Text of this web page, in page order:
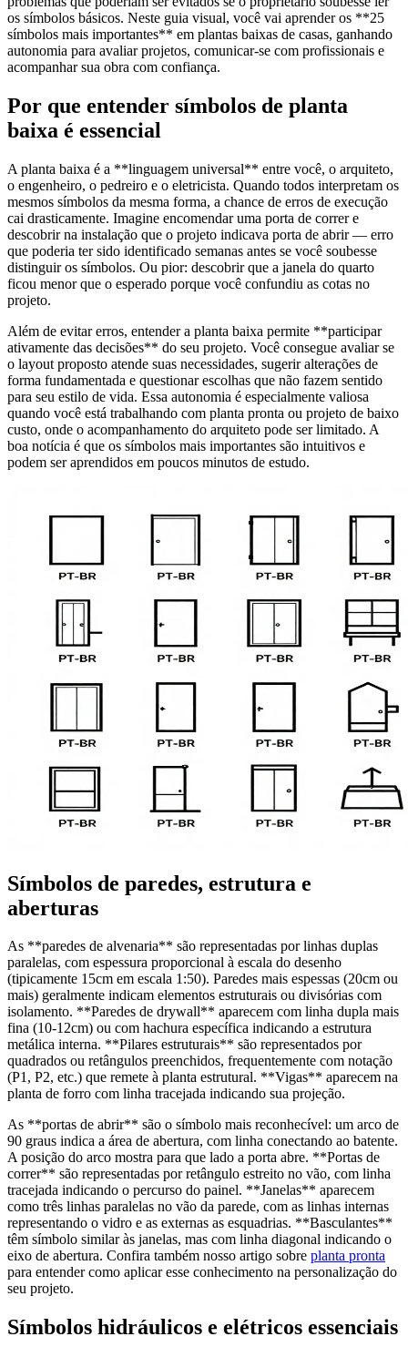
os símbolos básicos. Neste guia visual, você vai aprender os **25
símbolos mais importantes** em plantas baixas de casas, ganhando
autonomia para avaliar projetos, comunicar-se com profissionais e
acompanhar sua obra com confiança.
Por que entender símbolos de planta
baixa é essencial
A planta baixa é a **linguagem universal** entre você, o arquiteto,
o engenheiro, o pedreiro e o eletricista. Quando todos interpretam os
mesmos símbolos da mesma forma, a chance de erros de execução
cai drasticamente. Imagine encomendar uma porta de correr e
descobrir na instalação que o projeto indicava porta de abrir — erro
que poderia ter sido identificado semanas antes se você soubesse
distinguir os símbolos. Ou pior: descobrir que a janela do quarto
ficou menor que o esperado porque você confundiu as cotas no
projeto.
Além de evitar erros, entender a planta baixa permite **participar
ativamente das decisões** do seu projeto. Você consegue avaliar se
o layout proposto atende suas necessidades, sugerir alterações de
forma fundamentada e questionar escolhas que não fazem sentido
para seu estilo de vida. Essa autonomia é especialmente valiosa
quando você está trabalhando com planta pronta ou projeto de baixo
custo, onde o acompanhamento do arquiteto pode ser limitado. A
boa notícia é que os símbolos mais importantes são intuitivos e
podem ser aprendidos em poucos minutos de estudo.
Símbolos de paredes, estrutura e
aberturas
As **paredes de alvenaria** são representadas por linhas duplas
paralelas, com espessura proporcional à escala do desenho
(tipicamente 15cm em escala 1:50). Paredes mais espessas (20cm ou
mais) geralmente indicam elementos estruturais ou divisórias com
isolamento. **Paredes de drywall** aparecem com linha dupla mais
fina (10-12cm) ou com hachura específica indicando a estrutura
metálica interna. **Pilares estruturais** são representados por
quadrados ou retângulos preenchidos, frequentemente com notação
(P1, P2, etc.) que remete à planta estrutural. **Vigas** aparecem na
planta de forro com linha tracejada indicando sua projeção.
As **portas de abrir** são o símbolo mais reconhecível: um arco de
90 graus indica a área de abertura, com linha conectando ao batente.
A posição do arco mostra para que lado a porta abre. **Portas de
correr** são representadas por retângulo estreito no vão, com linha
tracejada indicando o percurso do painel. **Janelas** aparecem
como três linhas paralelas no vão da parede, com as linhas internas
representando o vidro e as externas as esquadrias. **Basculantes**
têm símbolo similar às janelas, mas com linha diagonal indicando o
eixo de abertura. Confira também nosso artigo sobre planta pronta
para entender como aplicar esse conhecimento na personalização do
seu projeto.
Símbolos hidráulicos e elétricos essenciais